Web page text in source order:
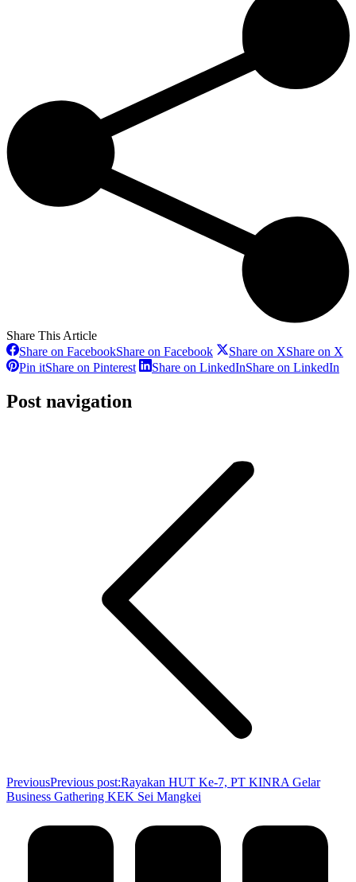
Share This Article
Share on FacebookShare on Facebook Share on XShare on X
Pin itShare on Pinterest Share on LinkedInShare on LinkedIn
Post navigation
PreviousPrevious post:Rayakan HUT Ke-7, PT KINRA Gelar
Business Gathering KEK Sei Mangkei